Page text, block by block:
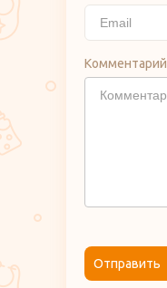
Комментарий
Отправить